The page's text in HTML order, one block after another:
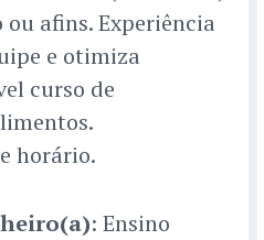
afins. Experiência
e otimiza
curso de
horário.
: Ensino